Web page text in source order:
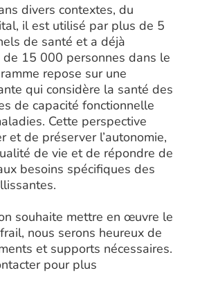
divers contextes, du
il est utilisé par plus de 5
de santé et a déjà
15 000 personnes dans le
repose sur une
qui considère la santé des
de capacité fonctionnelle
Cette perspective
et de préserver l’autonomie,
de vie et de répondre de
besoins spécifiques des
souhaite mettre en œuvre le
nous serons heureux de
et supports nécessaires.
pour plus